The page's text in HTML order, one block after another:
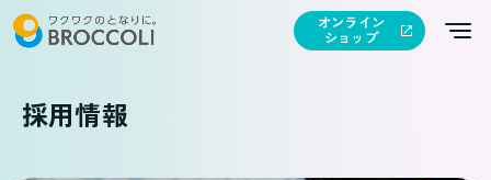
オンライン
ショップ
採用情報